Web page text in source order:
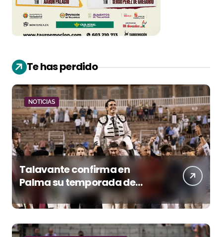
Te has perdido
NOTICIAS
Talavante confirma en
Palma su temporada de
figura y el palco niega el
premio a Roca Rey